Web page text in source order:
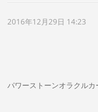
2016年12月29日 14:23
パワーストーンオラクル